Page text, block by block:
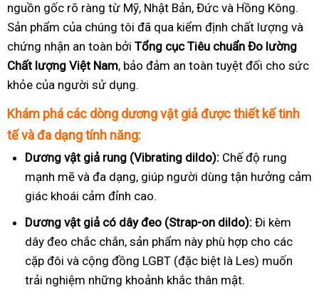
nguồn gốc rõ ràng từ Mỹ, Nhật Bản, Đức và Hồng Kông.
Sản phẩm của chúng tôi đã qua kiểm định chất lượng và
chứng nhận an toàn bởi Tổng cục Tiêu chuẩn Đo lường
Chất lượng Việt Nam, bảo đảm an toàn tuyệt đối cho sức
khỏe của người sử dụng.
Khám phá các dòng dương vật giả được thiết kế tinh
tế và đa dạng tính năng:
Dương vật giả rung (Vibrating dildo): Chế độ rung
mạnh mẽ và đa dạng, giúp người dùng tận hưởng cảm
giác khoái cảm đỉnh cao.
Dương vật giả có dây đeo (Strap-on dildo): Đi kèm
dây đeo chắc chắn, sản phẩm này phù hợp cho các
cặp đôi và cộng đồng LGBT (đặc biệt là Les) muốn
trải nghiệm những khoảnh khắc thân mật.